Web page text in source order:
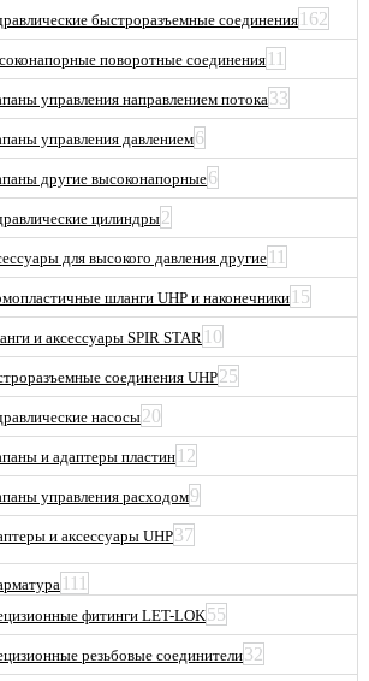
быстроразъемные соединения 162
поворотные соединения 11
управления направлением потока33
управления давлением6
другие высоконапорные6
цилиндры2
для высокого давления другие 11
шланги UHP и наконечники 15
и аксессуары SPIR STAR 10
соединения UHP25
насосы20
и адаптеры пластин 12
управления расходом9
и аксессуары UHP37
111
фитинги LET-LOK55
резьбовые соединители32